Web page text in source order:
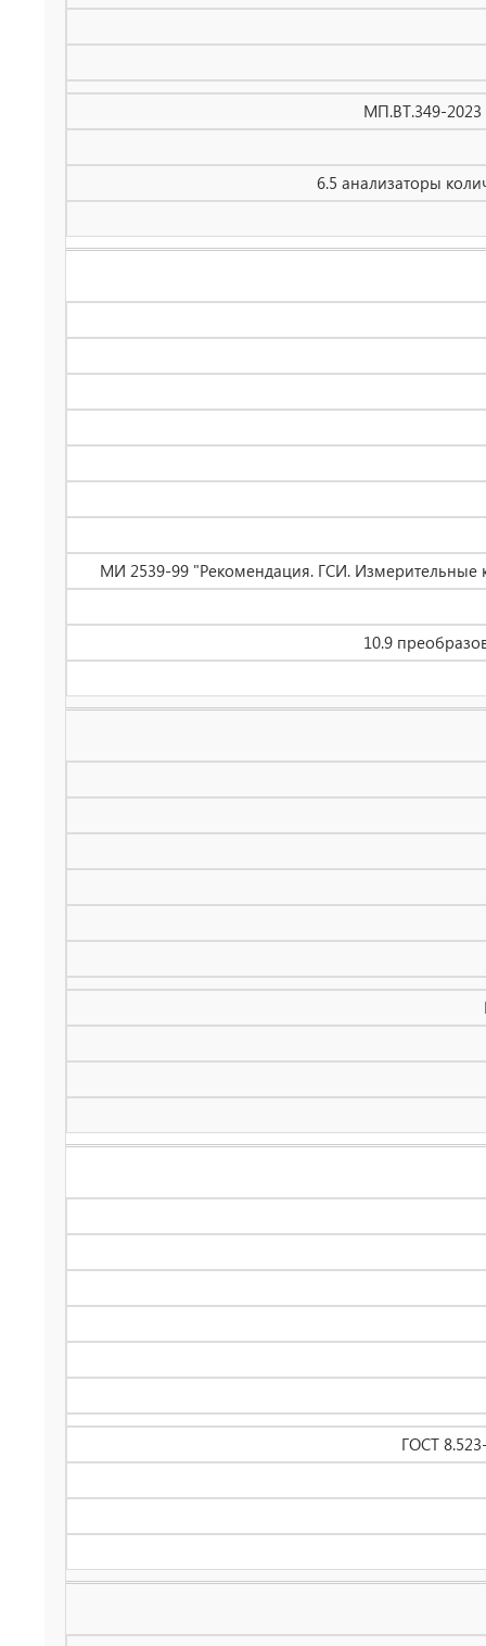
МП.ВТ.349-2023
6.5 анализаторы
МИ 2539-99 "Рекомендация. ГСИ. Измерительные
10.9
ГОСТ